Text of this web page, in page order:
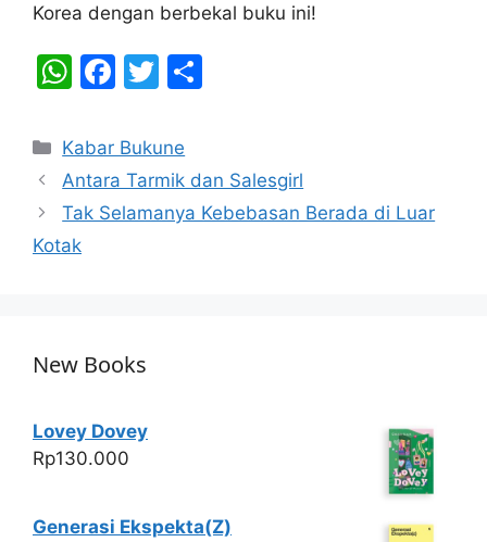
Korea dengan berbekal buku ini!
W
at
s
A
p
F
c
e
b
T
itt
er e
Categories
Kabar Bukune
Antara Tarmik dan Salesgirl
Tak Selamanya Kebebasan Berada di Luar
Kotak
New Books
Lovey Dovey
Rp130.000
Generasi Ekspekta(Z)